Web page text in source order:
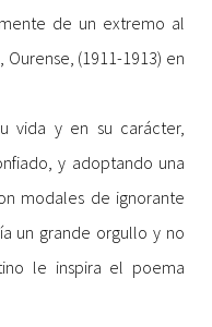
de un extremo al
(1911-1913) en
vida y en su carácter,
y adoptando una
modales de ignorante
un grande orgullo y no
le inspira el poema